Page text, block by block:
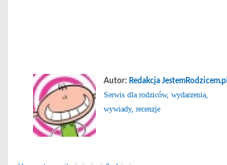
Autor: Redakcja JestemRodzicem.pl
Serwis dla rodziców, wydarzenia,
wywiady, recenzje